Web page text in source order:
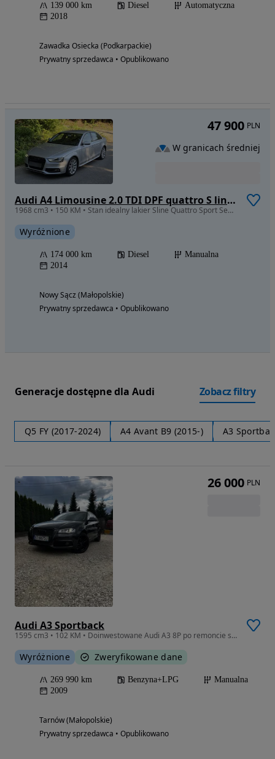
139 000 km Diesel
Automatyczna
2018
Zawadka Osiecka (Podkarpackie)
Prywatny sprzedawca • Opublikowano
Audi A4 Limousine 2.0 TDI DPF quattro S line Sportpaket
1968 cm3 • 150 KM • Stan idealny lakier Sline Quattro Sport Sedan 2.0TDI
Wyróżnione
174 000 km Diesel
Manualna
2014
Nowy Sącz (Małopolskie)
Prywatny sprzedawca • Opublikowano
47 900 PLN
W granicach średniej
Generacje dostępne dla Audi Zobacz filtry
Q5 FY (2017-2024) A4 Avant B9 (2015-) A3
Audi A3 Sportback
1595 cm3 • 102 KM • Doinwestowane Audi A3 8P po remoncie silnika, bogato wyposażone, z ins
Wyróżnione Zweryfikowane dane
269 990 km Benzyna+LPG
Manualna
2009
Tarnów (Małopolskie)
Prywatny sprzedawca • Opublikowano
26 000 PLN